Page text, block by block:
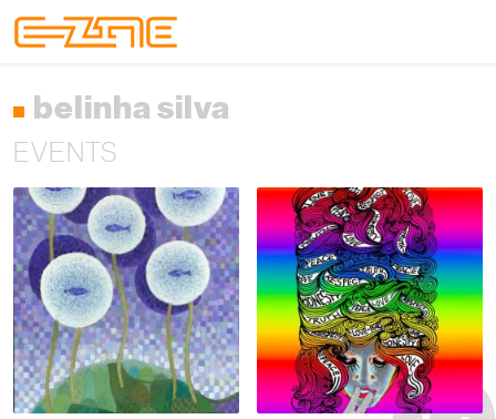
belinha silva
EVENTS